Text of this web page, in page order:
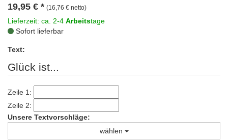
19,95 € * (16,76 € netto)
Lieferzeit: ca. 2-4 Arbeitstage
Sofort lieferbar
Text:
Glück ist...
Zeile 1:
Zeile 2:
Unsere Textvorschläge:
wählen